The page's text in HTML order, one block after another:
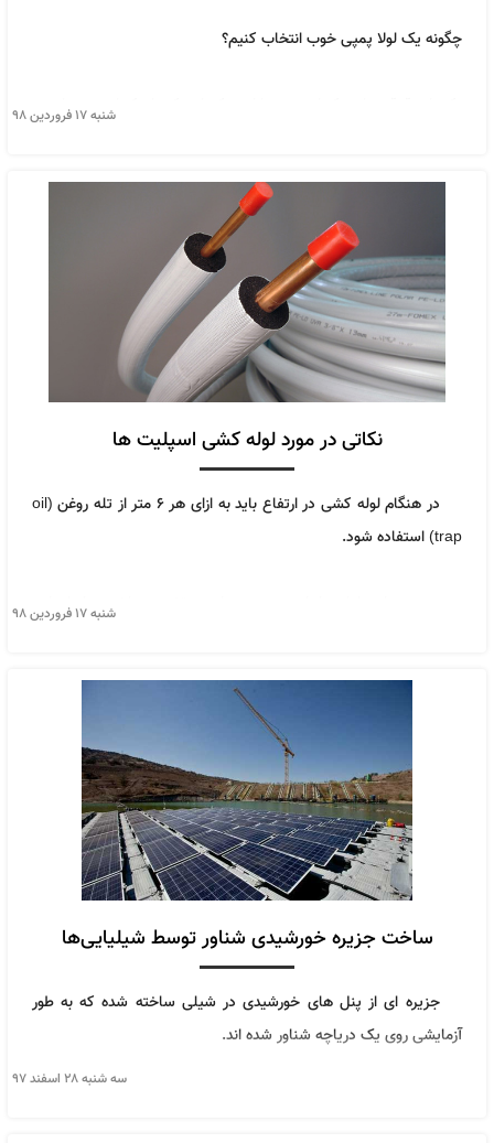
چگونه یک لولا پمپی خوب انتخاب کنیم؟
یکی از دقدقه های دکوراسیون سازان و کسانی که با دکوراسیون ها و در
شنبه ۱۷ فروردین ۹۸
نکاتی در مورد لوله کشی اسپلیت ها
در هنگام لوله کشی در ارتفاع باید به ازای هر ۶ متر از تله روغن (oil
trap) استفاده شود.
جهت عبور دادن لوله ها باید بر روی دیوار و سقف، سوراخی به اندازه این
منظور جلوگیری از زخمی شدن برای لوله ها و کابل ارتباطی ایجاد شده
شنبه ۱۷ فروردین ۹۸
ساخت جزیره خورشیدی شناور توسط شیلیایی‌ها
جزیره ای از پنل های خورشیدی در شیلی ساخته شده که به طور
آزمایشی روی یک دریاچه شناور شده اند.
سه شنبه ۲۸ اسفند ۹۷